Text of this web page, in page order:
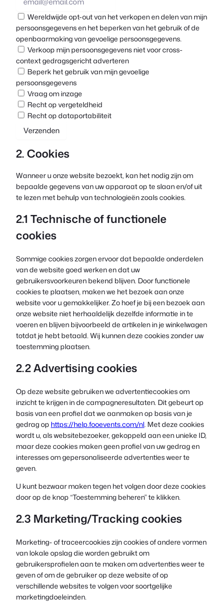
Wereldwijde opt-out van het verkopen en delen van mijn
persoonsgegevens en het beperken van het gebruik of de
openbaarmaking van gevoelige persoonsgegevens.
Verkoop mijn persoonsgegevens niet voor cross-
context gedragsgericht adverteren
Beperk het gebruik van mijn gevoelige
persoonsgegevens
Vraag om inzage
Recht op vergeteldheid
Recht op dataportabiliteit
2. Cookies
Wanneer u onze website bezoekt, kan het nodig zijn om
bepaalde gegevens van uw apparaat op te slaan en/of uit
te lezen met behulp van technologieën zoals cookies.
2.1 Technische of functionele
cookies
Sommige cookies zorgen ervoor dat bepaalde onderdelen
van de website goed werken en dat uw
gebruikersvoorkeuren bekend blijven. Door functionele
cookies te plaatsen, maken we het bezoek aan onze
website voor u gemakkelijker. Zo hoef je bij een bezoek aan
onze website niet herhaaldelijk dezelfde informatie in te
voeren en blijven bijvoorbeeld de artikelen in je winkelwagen
totdat je hebt betaald. Wij kunnen deze cookies zonder uw
toestemming plaatsen.
2.2 Advertising cookies
Op deze website gebruiken we advertentiecookies om
inzicht te krijgen in de campagneresultaten. Dit gebeurt op
basis van een profiel dat we aanmaken op basis van je
gedrag op https://help.fooevents.com/nl. Met deze cookies
wordt u, als websitebezoeker, gekoppeld aan een unieke ID,
maar deze cookies maken geen profiel van uw gedrag en
interesses om gepersonaliseerde advertenties weer te
geven.
U kunt bezwaar maken tegen het volgen door deze cookies
door op de knop “Toestemming beheren” te klikken.
2.3 Marketing/Tracking cookies
Marketing- of traceercookies zijn cookies of andere vormen
van lokale opslag die worden gebruikt om
gebruikersprofielen aan te maken om advertenties weer te
geven of om de gebruiker op deze website of op
verschillende websites te volgen voor soortgelijke
marketingdoeleinden.